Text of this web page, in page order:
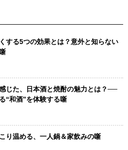
する5つの効果とは？意外と知らない
じた、日本酒と焼酎の魅力とは？──
“和酒”を体験する噺
り温める、一人鍋＆家飲みの噺